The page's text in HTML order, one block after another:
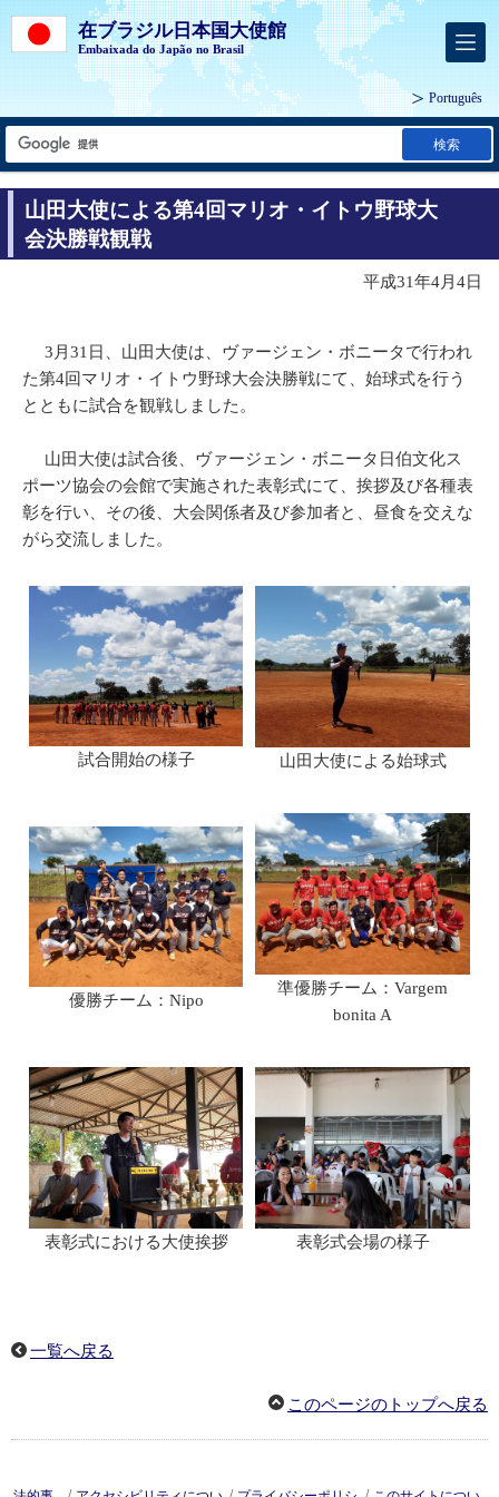
在ブラジル日本国大使館
Embaixada do Japão no Brasil
Português
検索
山田大使による第4回マリオ・イトウ野球大
会決勝戦観戦
平成31年4月4日
3月31日、山田大使は、ヴァージェン・ボニータで行われ
た第4回マリオ・イトウ野球大会決勝戦にて、始球式を行う
とともに試合を観戦しました。
山田大使は試合後、ヴァージェン・ボニータ日伯文化ス
ポーツ協会の会館で実施された表彰式にて、挨拶及び各種表
彰を行い、その後、大会関係者及び参加者と、昼食を交えな
がら交流しました。
試合開始の様子 山田大使による始球式
優勝チーム：Nipo
準優勝チーム：Vargem
bonita A
表彰式における大使挨拶 表彰式会場の様子
一覧へ戻る
このページのトップへ戻る